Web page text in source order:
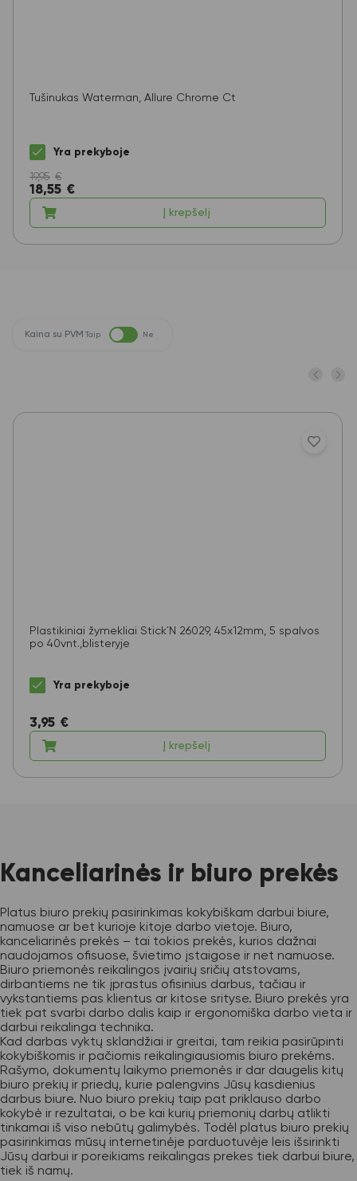
Tušinukas Waterman, Allure Chrome Ct
Yra prekyboje
19,95 €
18,55 €
Į krepšelį
Kaina su PVM Taip Ne
Plastikiniai žymekliai Stick´N 26029, 45x12mm, 5 spalvos
po 40vnt.,blisteryje
Yra prekyboje
3,95 €
Į krepšelį
Kanceliarinės ir biuro prekės
Platus biuro prekių pasirinkimas kokybiškam darbui biure,
namuose ar bet kurioje kitoje darbo vietoje. Biuro,
kanceliarinės prekės – tai tokios prekės, kurios dažnai
naudojamos ofisuose, švietimo įstaigose ir net namuose.
Biuro priemonės reikalingos įvairių sričių atstovams,
dirbantiems ne tik įprastus ofisinius darbus, tačiau ir
vykstantiems pas klientus ar kitose srityse. Biuro prekės yra
tiek pat svarbi darbo dalis kaip ir ergonomiška darbo vieta ir
darbui reikalinga technika.
Kad darbas vyktų sklandžiai ir greitai, tam reikia pasirūpinti
kokybiškomis ir pačiomis reikalingiausiomis biuro prekėms.
Rašymo, dokumentų laikymo priemonės ir dar daugelis kitų
biuro prekių ir priedų, kurie palengvins Jūsų kasdienius
darbus biure. Nuo biuro prekių taip pat priklauso darbo
kokybė ir rezultatai, o be kai kurių priemonių darbų atlikti
tinkamai iš viso nebūtų galimybės. Todėl platus biuro prekių
pasirinkimas mūsų internetinėje parduotuvėje leis išsirinkti
Jūsų darbui ir poreikiams reikalingas prekes tiek darbui biure,
tiek iš namų.